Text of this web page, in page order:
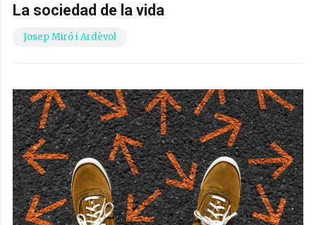
La sociedad de la vida
Josep Miró i Ardèvol